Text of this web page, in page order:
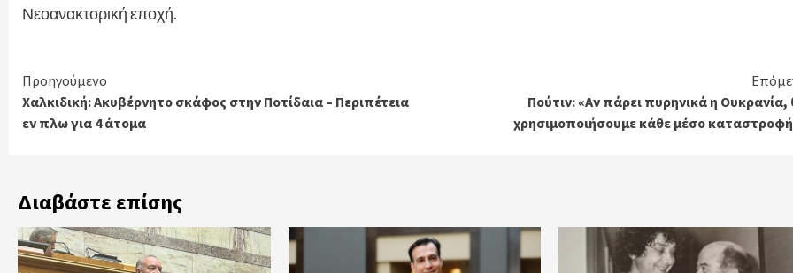
Νεοανακτορική εποχή.
Continue
Reading
Προηγούμενο
Χαλκιδική: Ακυβέρνητο σκάφος στην Ποτίδαια – Περιπέτεια
εν πλω για 4 άτομα
Πούτιν: «Αν πάρει πυρηνικά η Ουκρανία,
χρησιμοποιήσουμε κάθε μέσο
Διαβάστε επίσης